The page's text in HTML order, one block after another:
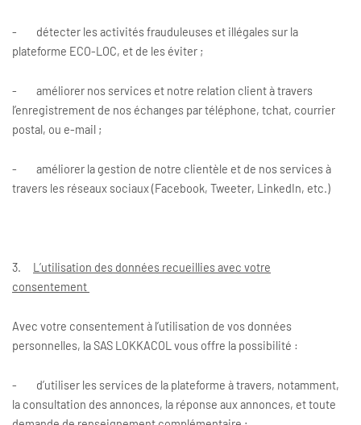
- détecter les activités frauduleuses et illégales sur la
plateforme ECO-LOC, et de les éviter ;
- améliorer nos services et notre relation client à travers
l’enregistrement de nos échanges par téléphone, tchat, courrier
postal, ou e-mail ;
- améliorer la gestion de notre clientèle et de nos services à
travers les réseaux sociaux (Facebook, Tweeter, LinkedIn, etc.)
3. L’utilisation des données recueillies avec votre
consentement
Avec votre consentement à l’utilisation de vos données
personnelles, la SAS LOKKACOL vous offre la possibilité :
- d’utiliser les services de la plateforme à travers, notamment,
la consultation des annonces, la réponse aux annonces, et toute